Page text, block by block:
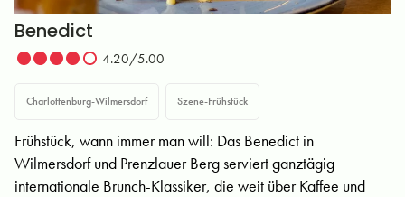
Benedict
4.20/5.00
Charlottenburg-Wilmersdorf Szene-Frühstück
Frühstück, wann immer man will: Das Benedict in
Wilmersdorf und Prenzlauer Berg serviert ganztägig
internationale Brunch-Klassiker, die weit über Kaffee und